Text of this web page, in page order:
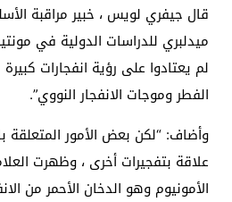
قال جيفري لويس ، خبير مراقبة
ميدلبري للدراسات الدولية في
لم يعتادوا على رؤية انفجارات
الفطر وموجات الانفجار النووي”.
وأضاف: “لكن بعض الأمور المتعلقة
علاقة بتفجيرات أخرى ، وظهرت
الأمونيوم وهو الدخان الأحمر من